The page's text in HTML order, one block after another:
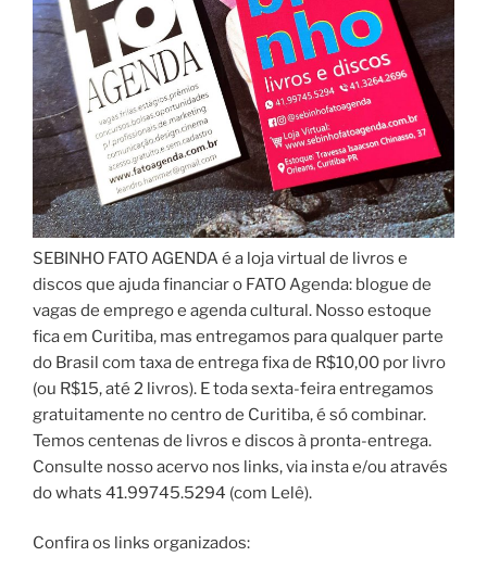
SEBINHO FATO AGENDA é a loja virtual de livros e
discos que ajuda financiar o FATO Agenda: blogue de
vagas de emprego e agenda cultural. Nosso estoque
fica em Curitiba, mas entregamos para qualquer parte
do Brasil com taxa de entrega fixa de R$10,00 por livro
(ou R$15, até 2 livros). E toda sexta-feira entregamos
gratuitamente no centro de Curitiba, é só combinar.
Temos centenas de livros e discos à pronta-entrega.
Consulte nosso acervo nos links, via insta e/ou através
do whats 41.99745.5294 (com Lelê).
Confira os links organizados: